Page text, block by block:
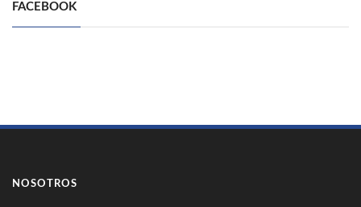
FACEBOOK
NOSOTROS